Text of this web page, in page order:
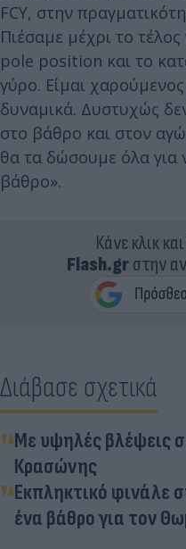
FCY, στην
Πιέσαμε μέχρι το
pole position και το
γύρο. Είμαι
δυναμικά. Δυστυχώς
στο βάθρο και στον
θα τα δώσουμε όλα για
βάθρο».
Κάνε κλικ
Flash.grστην
Διάβασε σχετικά
Με υψηλές βλέψεις
Κρασώνης
Εκπληκτικό φινάλε
ένα βάθρο για τον